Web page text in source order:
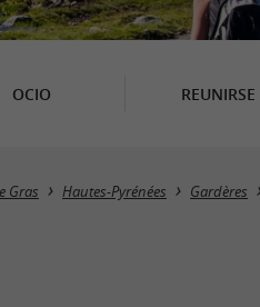
OCIO REUNIRSE
Gras Hautes-Pyrénées Gardères